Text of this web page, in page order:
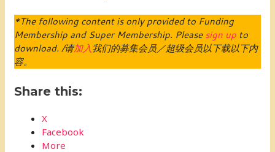
*The following content is only provided to Funding
Membership and Super Membership. Pleasesign up to
download. /请加入我们的募集会员／超级会员以下载以下内
容。
Share this:
X
Facebook
More